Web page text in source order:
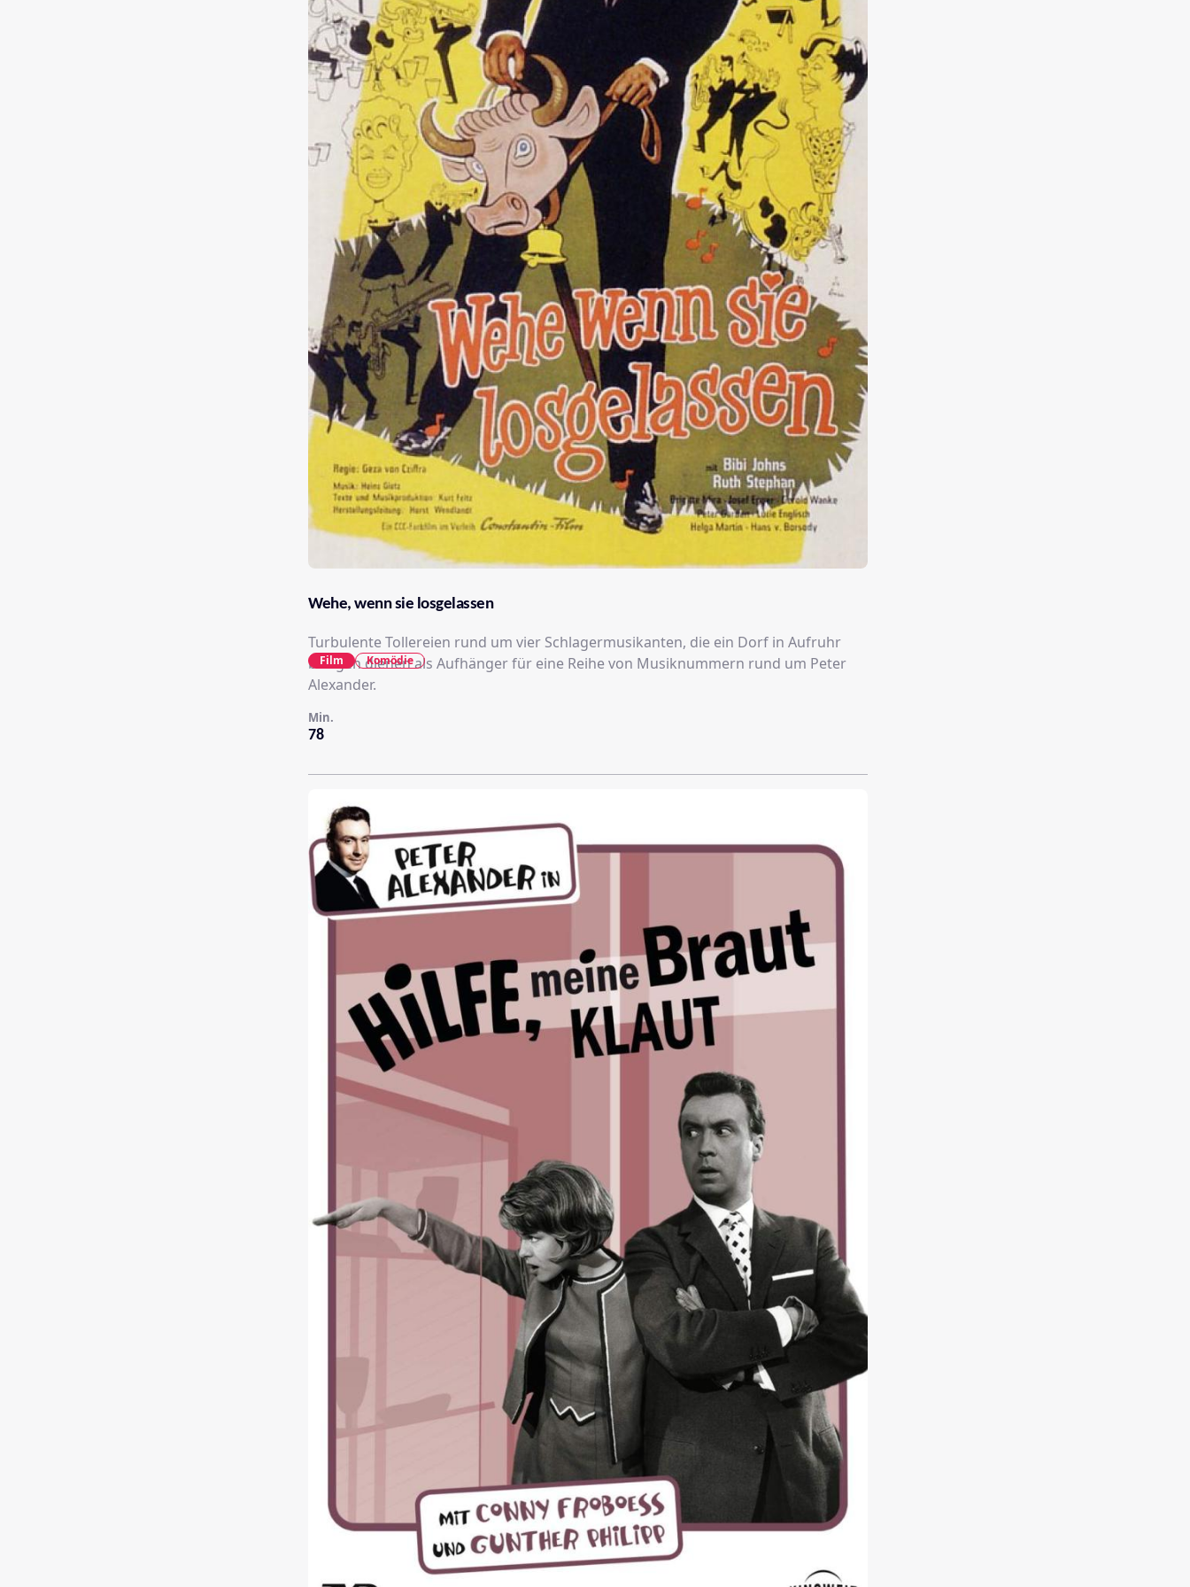
Wehe, wenn sie losgelassen
Turbulente Tollereien rund um vier Schlagermusikanten, die ein Dorf in Aufruhr
bringen dienen als Aufhänger für eine Reihe von Musiknummern rund um Peter
Alexander.
78
Min.
Film Komödie